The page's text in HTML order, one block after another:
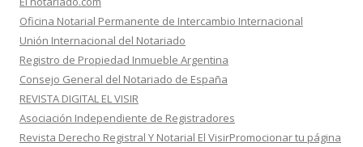
Oficina Notarial Permanente de Intercambio Internacional
Unión Internacional del Notariado
Registro de Propiedad Inmueble Argentina
Consejo General del Notariado de España
REVISTA DIGITAL EL VISIR
Asociación Independiente de Registradores
Revista Derecho Registral Y Notarial El VisirPromocionar tu página